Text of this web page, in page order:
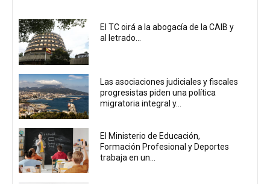
El TC oirá a la abogacía de la CAIB y
al letrado...
Las asociaciones judiciales y fiscales
progresistas piden una política
migratoria integral y...
El Ministerio de Educación,
Formación Profesional y Deportes
trabaja en un...